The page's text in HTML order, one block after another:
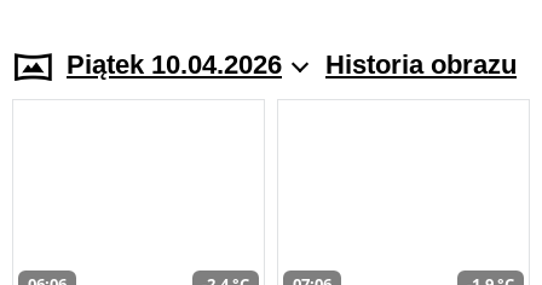
Piątek 10.04.2026 Historia obrazu